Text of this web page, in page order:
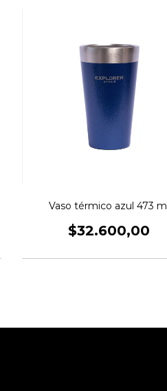
Vaso térmico azul 473 ml
$32.600,00